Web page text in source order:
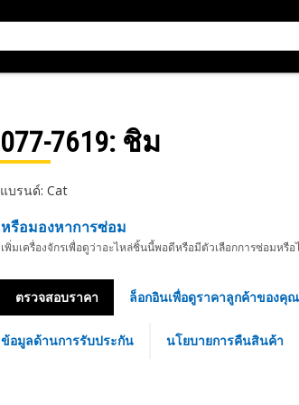
077-7619: ชิม
แบรนด์: Cat
หรือมองหาการซ่อม
เพิ่มเครื่องจักรเพื่อดูว่าอะไหล่ชิ้นนี้พอดีหรือมีตัวเลือกการซ่อมหรือ
ตรวจสอบราคา ล็อกอินเพื่อดูราคาลูกค้าของคุณ
ข้อมูลด้านการรับประกัน นโยบายการคืนสินค้า